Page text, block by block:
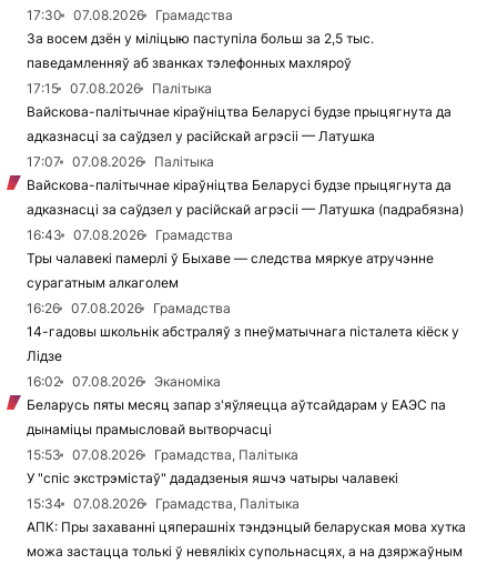
17:30
07.08.2026
Грамадства
За восем дзён у міліцыю паступіла больш за 2,5 тыс.
паведамленняў аб званках тэлефонных махляроў
17:15
07.08.2026
Палітыка
Вайскова-палітычнае кіраўніцтва Беларусі будзе прыцягнута да
адказнасці за саўдзел у расійскай агрэсіі — Латушка
17:07
07.08.2026
Палітыка
Вайскова-палітычнае кіраўніцтва Беларусі будзе прыцягнута да
адказнасці за саўдзел у расійскай агрэсіі — Латушка (падрабязна)
16:43
07.08.2026
Грамадства
Тры чалавекі памерлі ў Быхаве — следства мяркуе атручэнне
сурагатным алкаголем
16:26
07.08.2026
Грамадства
14-гадовы школьнік абстраляў з пнеўматычнага пісталета кіёск у
Лідзе
16:02
07.08.2026
Эканоміка
Беларусь пяты месяц запар з'яўляецца аўтсайдарам у ЕАЭС па
дынаміцы прамысловай вытворчасці
15:53
07.08.2026
Грамадства, Палітыка
У "спіс экстрэмістаў" дададзеныя яшчэ чатыры чалавекі
15:34
07.08.2026
Грамадства, Палітыка
АПК: Пры захаванні цяперашніх тэндэнцый беларуская мова хутка
можа застацца толькі ў невялікіх супольнасцях, а на дзяржаўным